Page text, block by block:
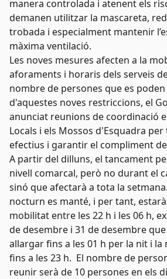
manera controlada i atenent els
demanen utilitzar la mascareta,
trobada i especialment mantenir
màxima ventilació.
Les noves mesures afecten a la
aforaments i horaris dels serveis
nombre de persones que es
d'aquestes noves restriccions, el
anunciat reunions de coordinació
Locals i els Mossos d'Esquadra
efectius i garantir el compliment
A partir del dilluns, el tancament
nivell comarcal, però no durant el
sinó que afectarà a tota la
nocturn es manté, i per tant,
mobilitat entre les 22 h i les 06 h,
de desembre i 31 de desembre
allargar fins a les 01 h per la nit i la
fins a les 23 h. El nombre de
reunir serà de 10 persones en els